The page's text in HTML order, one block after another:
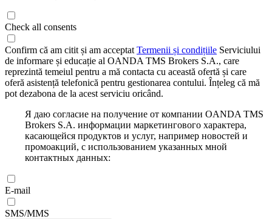
Check all consents
Confirm că am citit și am acceptat Termenii și condițiile Serviciului
de informare și educație al OANDA TMS Brokers S.A., care
reprezintă temeiul pentru a mă contacta cu această ofertă și care
oferă asistență telefonică pentru gestionarea contului. Înțeleg că mă
pot dezabona de la acest serviciu oricând.
Я даю согласие на получение от компании OANDA TMS
Brokers S.A. информации маркетингового характера,
касающейся продуктов и услуг, например новостей и
промоакций, с использованием указанных мной
контактных данных:
E-mail
SMS/MMS